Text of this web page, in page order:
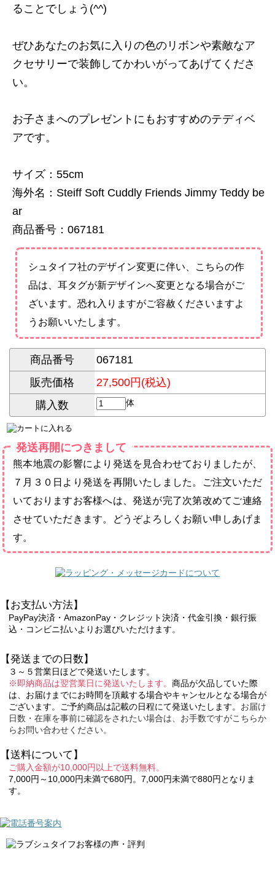
ることでしょう(^^)
ぜひあなたのお気に入りの色のリボンや素敵なア
クセサリーで装飾してかわいがってあげてくださ
い。
お子さまへのプレゼントにもおすすめのテディベ
アです。
サイズ：55cm
海外名：Steiff Soft Cuddly Friends Jimmy Teddy be
ar
商品番号：067181
シュタイフ社のデザイン変更に伴い、こちらの作
品は、耳タグが新デザインへ変更となる場合がご
ざいます。恐れ入りますがご容赦くださいますよ
うお願いいたします。
商品番号
067181
販売価格
27,500円(税込)
購入数
体
発送再開につきまして
熊本地震の影響により発送を見合わせておりましたが、
７月３０日より発送を再開いたしました。ご注文いただ
いておりますお客様へは、発送が完了次第改めてご連絡
させていただきます。どうぞよろしくお願い申しあげま
す。
【お支払い方法】
PayPay決済・AmazonPay・クレジット決済・代金引換・銀行振
込・コンビニ払いよりお選びいただけます。
【発送までの日数】
３～５営業日ほどで発送いたします。
※即納商品は翌営業日に発送いたします。 商品が欠品していた際
は、お届けまでにお時間を頂戴する場合やキャンセルとなる場合が
ございます。ご予約商品は記載の日程にて発送いたします。 お届け
日数・在庫を事前に確認をされたい場合は、お手数ですがこちらか
らお問い合わせください。
【送料について】
ご購入金額が10,000円以上で送料無料。
7,000円～10,000円未満で680円。7,000円未満で880円となりま
す。